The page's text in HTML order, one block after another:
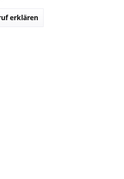
erklären